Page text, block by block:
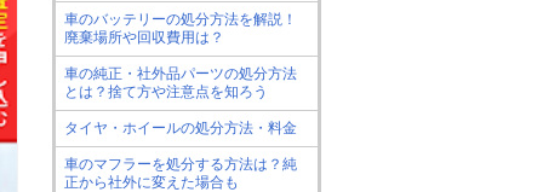
車のバッテリーの処分方法を解説！
廃棄場所や回収費用は？
車の純正・社外品パーツの処分方法
とは？捨て方や注意点を知ろう
タイヤ・ホイールの処分方法・料金
車のマフラーを処分する方法は？純
正から社外に変えた場合も